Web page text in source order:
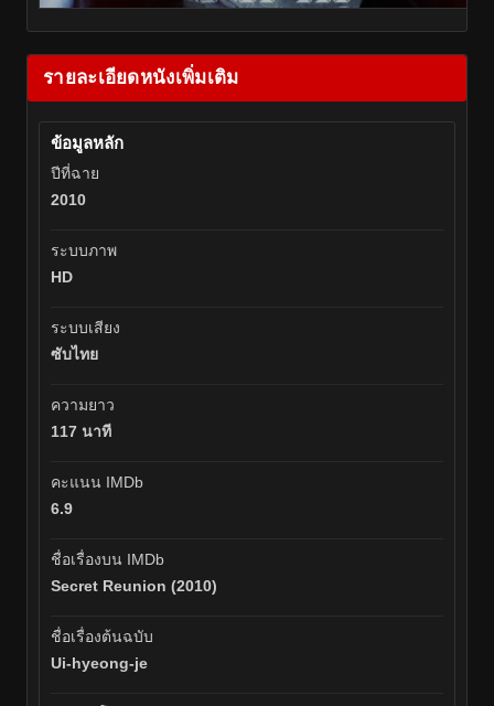
รายละเอียดหนังเพิ่มเติม
ข้อมูลหลัก
ปีที่ฉาย
2010
ระบบภาพ
HD
ระบบเสียง
ซับไทย
ความยาว
117 นาที
คะแนน IMDb
6.9
ชื่อเรื่องบน IMDb
Secret Reunion (2010)
ชื่อเรื่องต้นฉบับ
Ui-hyeong-je